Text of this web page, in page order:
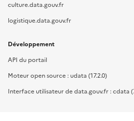
culture.data.gouv.fr
logistique.data.gouv.fr
Développement
API du portail
Moteur open source : udata (17.2.0)
Interface utilisateur de data.gouv.fr : cdata